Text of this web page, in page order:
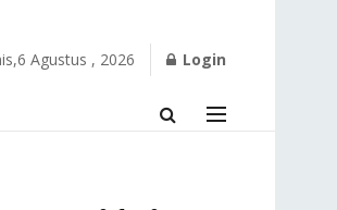
Agustus , 2026 Login